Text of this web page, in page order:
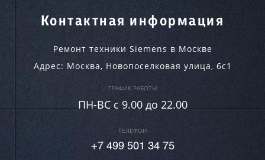
Контактная информация
Ремонт техники Siemens в Москве
Адрес: Москва, Новопоселковая улица, 6с1
ГРАФИК РАБОТЫ
ПН-ВC c 9.00 до 22.00
ТЕЛЕФОН
+7 499 501 34 75